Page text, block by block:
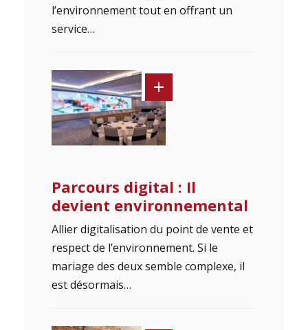
l’environnement tout en offrant un
service…
Parcours digital : Il
devient environnemental
Allier digitalisation du point de vente et
respect de l’environnement. Si le
mariage des deux semble complexe, il
est désormais…